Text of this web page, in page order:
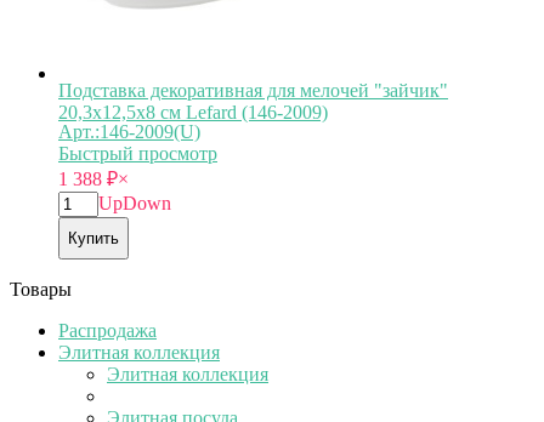
Подставка декоративная для мелочей "зайчик"
20,3х12,5х8 см Lefard (146-2009)
Арт.:146-2009(U)
Быстрый просмотр
1 388 ₽×
UpDown
Купить
Товары
Распродажа
Элитная коллекция
Элитная коллекция
Элитная посуда